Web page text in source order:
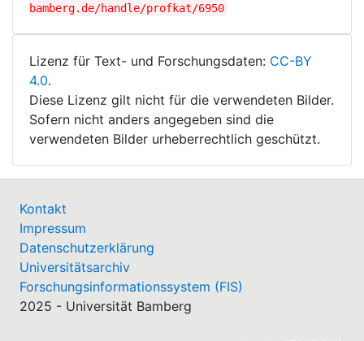
bamberg.de/handle/profkat/6950
Lizenz für Text- und Forschungsdaten: CC-BY
4.0.
Diese Lizenz gilt nicht für die verwendeten Bilder.
Sofern nicht anders angegeben sind die
verwendeten Bilder urheberrechtlich geschützt.
Kontakt
Impressum
Datenschutzerklärung
Universitätsarchiv
Forschungsinformationssystem (FIS)
2025 - Universität Bamberg